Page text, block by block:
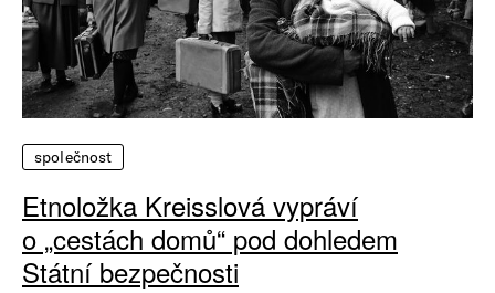
společnost
Etnoložka Kreisslová vypráví
o „cestách domů“ pod dohledem
Státní bezpečnosti